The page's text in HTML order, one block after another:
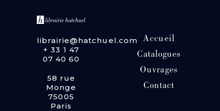
librairie@hatchuel.com
+ 33 1 47
07 40 60
58 rue
Monge
75005
Paris
Accueil
Catalogues
Ouvrages
Contact